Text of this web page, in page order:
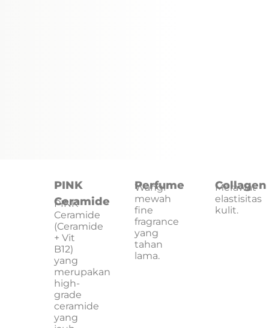
PINK
Ceramide
PINK
Ceramide
(Ceramide
+ Vit
B12)
yang
merupakan
high-
grade
ceramide
yang
Perfume
Wangi
mewah
fine
fragrance
yang
tahan
lama.
Collagen
Merawat
elastisitas
kulit.